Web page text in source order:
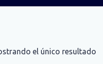
el único resultado